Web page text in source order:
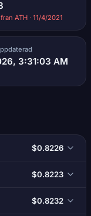
ATH · 11/4/2021
3:31:03 AM
$0.8226
$0.8223
$0.8232